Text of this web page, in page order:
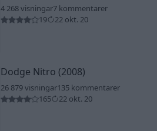
4 268 visningar7 kommentarer
19
22 okt. 20
Dodge Nitro (2008)
26 879 visningar135 kommentarer
165
22 okt. 20